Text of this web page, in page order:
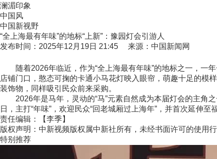
澜湄印象
中国风
中国新视野
“全上海最有年味”的地标“上新”：豫园灯会引游人
发布时间：2025年12月19日 21:45 来源：中国新闻网
随着2026年临近，作为“全上海最有年味”的地标之一，一年
店铺门口，憨态可掬的卡通小马花灯映入眼帘，萌趣十足的模
装饰物，同样吸引民众前来采购。
2026年是马年，灵动的“马”元素自然成为本届灯会的主角
日，主打“年味”，欢迎民众“回老城厢过上海年”，并首次延伸
责任编辑：【李季】
版权声明：中新视频版权属中新社所有，未经书面许可的使用
特别推荐